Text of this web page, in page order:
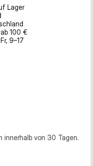
Lager
100 €
9–17
innerhalb von 30 Tagen.